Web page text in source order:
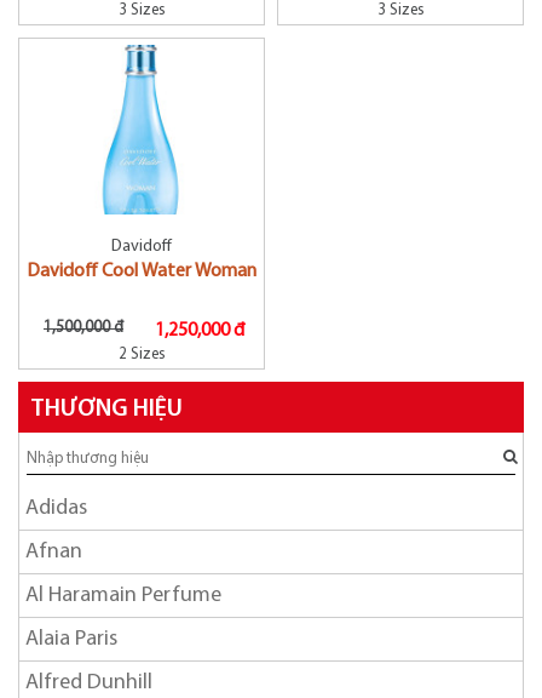
THƯƠNG HIỆU
Adidas
Afnan
Al Haramain Perfume
Alaia Paris
Alfred Dunhill
3 Sizes 3 Sizes
Davidoff
Davidoff Cool Water Woman
1,500,000 đ 1,250,000 đ
2 Sizes